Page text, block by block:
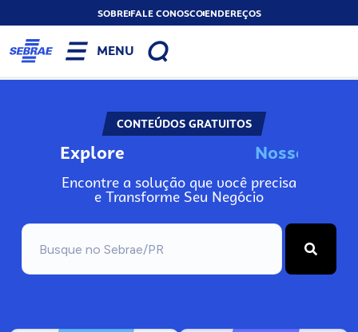
SOBREFALE CONOSCOENDEREÇOS
MENU
CONTEÚDOS GRATUITOS
Explore Nos
Encontre a solução que você precisa
e Transforme Seu Negócio